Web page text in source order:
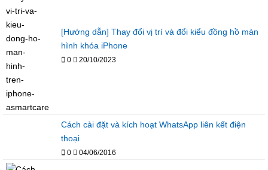
[Hướng dẫn] Thay đổi vị trí và đổi kiểu đồng hồ màn
hình khóa iPhone
0 20/10/2023
Cách cài đặt và kích hoạt WhatsApp liên kết điện
thoại
0 04/06/2016